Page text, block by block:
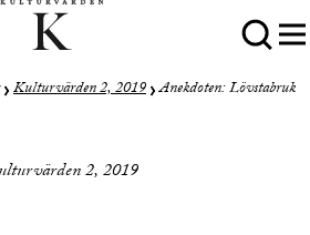
Kulturvärden 2, 2019 Anekdoten: Lövstabruk
2, 2019